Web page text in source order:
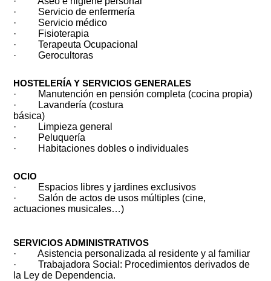
· Servicio de enfermería
· Servicio médico
· Fisioterapia
·Terapeuta Ocupacional
·Gerocultoras
HOSTELERÍA Y SERVICIOS GENERALES
· Manutención en pensión completa (cocina propia)
·
Lavandería (costura
básica)
·
Limpieza general
· Peluquería
· Habitaciones dobles o individuales
OCIO
· Espacios libres y jardines exclusivos
· Salón de actos de usos múltiples (cine,
actuaciones musicales…)
SERVICIOS ADMINISTRATIVOS
·Asistencia personalizada al residente y al familiar
·Trabajadora Social: Procedimientos derivados de
la Ley de Dependencia.